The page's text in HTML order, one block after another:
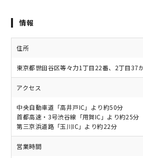
情報
住所
東京都世田谷区等々力1丁目22番、2丁目37
アクセス
中央自動車道「高井戸IC」より約50分
首都高速・3号渋谷線「用賀IC」より約25分
第三京浜道路「玉川IC」より約22分
営業時間